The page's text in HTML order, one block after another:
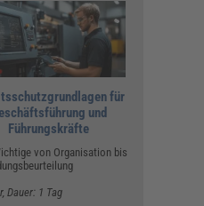
für
und
Führungskräfte
von Organisation bis
, Dauer: 1 Tag